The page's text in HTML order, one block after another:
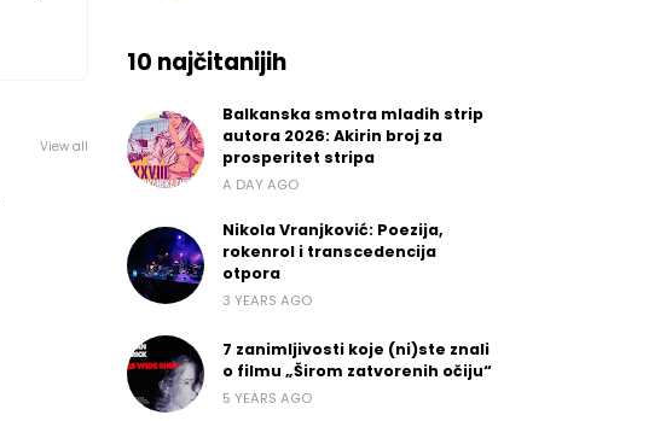
View all
10 najčitanijih
Balkanska smotra mladih strip
autora 2026: Akirin broj za
prosperitet stripa
A DAY AGO
Nikola Vranjković: Poezija,
rokenrol i transcedencija
otpora
3 YEARS AGO
7 zanimljivosti koje (ni)ste znali
o filmu „Širom zatvorenih očiju“
5 YEARS AGO